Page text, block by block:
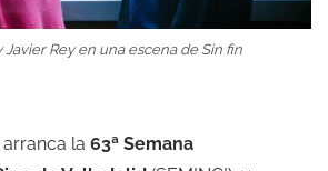
Javier Rey en una escena de Sin fin
la 63ª Semana